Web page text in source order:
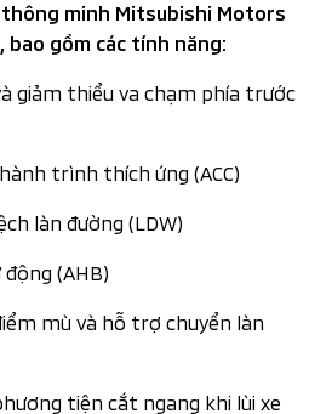
7 inch
Triton 2026 còn bao gồm:
hình MID 7 inch